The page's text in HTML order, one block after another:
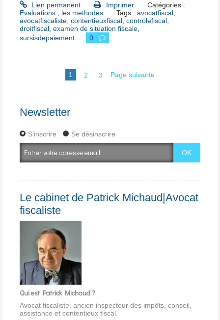
Lien permanent Imprimer
Catégories :
Evaluations ; les methodes
Tags :avocatfiscal,
avocatfiscaliste, contentieuxfiscal, controlefiscal,
droitfiscal, examen de situation fiscale,
sursisdepaiement
0
1 2 3 Page suivante
Newsletter
S'inscrire Se désinscrire
Le cabinet de Patrick Michaud|Avocat
fiscaliste
Qui est Patrick Michaud ?
Avocat fiscaliste, ancien inspecteur des impôts, conseil,
assistance et contentieux fiscal.